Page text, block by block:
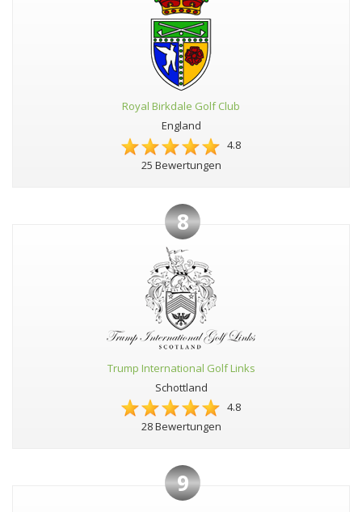
Royal Birkdale Golf Club
England
4.8
25 Bewertungen
8
Trump International Golf Links
Schottland
4.8
28 Bewertungen
9